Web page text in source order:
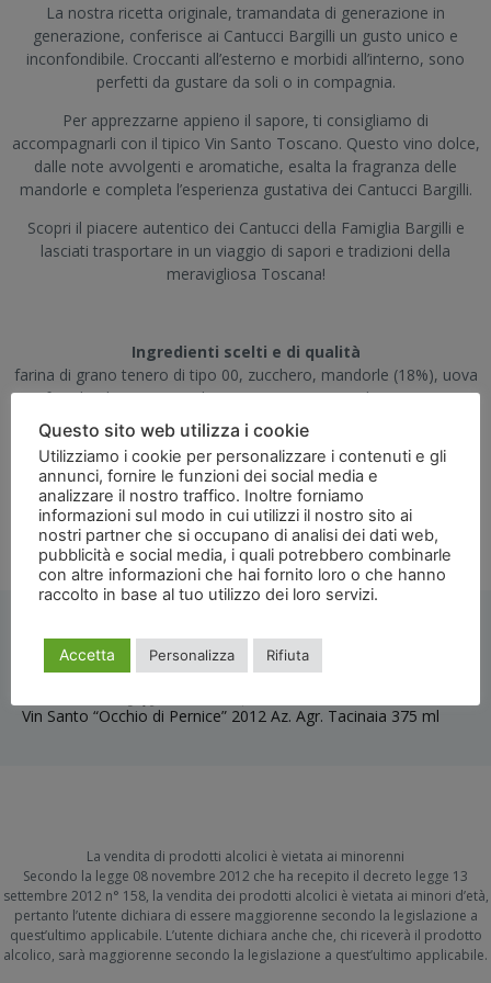
La nostra ricetta originale, tramandata di generazione in
generazione, conferisce ai Cantucci Bargilli un gusto unico e
inconfondibile. Croccanti all’esterno e morbidi all’interno, sono
perfetti da gustare da soli o in compagnia.
Per apprezzarne appieno il sapore, ti consigliamo di
accompagnarli con il tipico Vin Santo Toscano. Questo vino dolce,
dalle note avvolgenti e aromatiche, esalta la fragranza delle
mandorle e completa l’esperienza gustativa dei Cantucci Bargilli.
Scopri il piacere autentico dei Cantucci della Famiglia Bargilli e
lasciati trasportare in un viaggio di sapori e tradizioni della
meravigliosa Toscana!
Ingredienti scelti e di qualità
farina di grano tenero di tipo 00, zucchero, mandorle (18%), uova
fresche, burro, agenti lievitanti, aroma naturale (arancia).
TUTTI I NOSTRI PRODOTTI SONO PRIVI DI GRASSI,
CONSERVANTI E ADDITIVI CHIMICI: COMPLETAMENTE
NATURALI.
Per una corretta conservazione è importante mantenere il
prodotto ben chiuso.
Vin Santo “Occhio di Pernice” 2012 Az. Agr. Tacinaia 375 ml
La vendita di prodotti alcolici è vietata ai minorenni
Secondo la legge 08 novembre 2012 che ha recepito il decreto legge 13
settembre 2012 n° 158, la vendita dei prodotti alcolici è vietata ai minori d’età,
pertanto l’utente dichiara di essere maggiorenne secondo la legislazione a
quest’ultimo applicabile. L’utente dichiara anche che, chi riceverà il prodotto
alcolico, sarà maggiorenne secondo la legislazione a quest’ultimo applicabile.
Questo sito web utilizza i cookie
Utilizziamo i cookie per personalizzare i contenuti e gli
annunci, fornire le funzioni dei social media e
analizzare il nostro traffico. Inoltre forniamo
informazioni sul modo in cui utilizzi il nostro sito ai
nostri partner che si occupano di analisi dei dati web,
pubblicità e social media, i quali potrebbero combinarle
con altre informazioni che hai fornito loro o che hanno
raccolto in base al tuo utilizzo dei loro servizi.
Accetta Personalizza Rifiuta